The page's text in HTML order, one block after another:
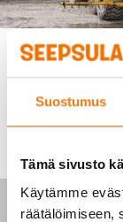
Suostumus
Tämä sivusto
Käytämme
räätälöimiseen,